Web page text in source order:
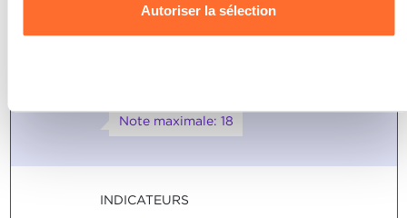
données personnelles, vous pouvez consulter notre
Charte d’usage des cookieset notrePolitique de
Autoriser la sélection
dans les limites de la tolérance
générale ISO 2768-f et des
Note maximale: 18
INDICATEURS